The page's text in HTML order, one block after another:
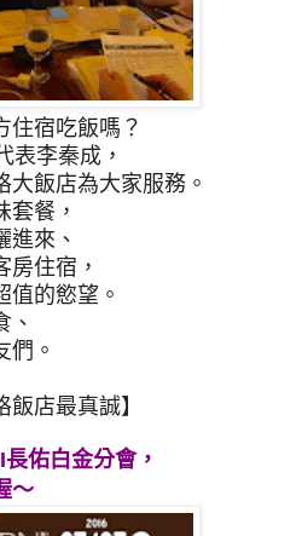
住宿吃飯嗎？
表李秦成，
大飯店為大家服務。
套餐，
進來、
房住宿，
值的慾望。
、
們。
飯店最真誠】
佑白金分會，
～